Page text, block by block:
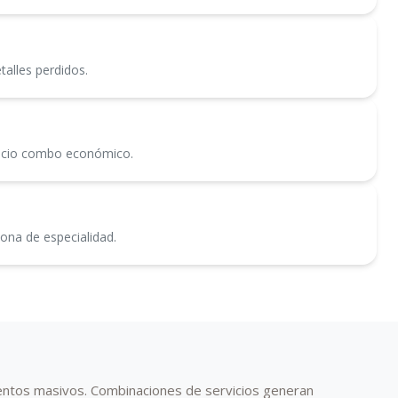
perdidos.
combo económico.
de especialidad.
masivos. Combinaciones de servicios generan